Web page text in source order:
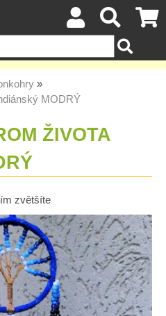
MODRÝ
ŽIVOTA
zvětšíte